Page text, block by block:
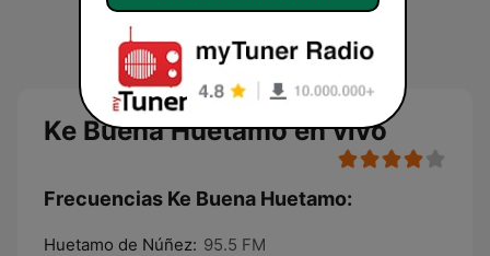
Ke Buena Huetamo en vivo
Frecuencias Ke Buena Huetamo:
Huetamo de Núñez: 95.5 FM